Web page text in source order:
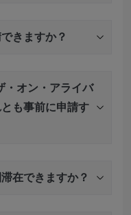
きますか？
・オン・アライバ
も事前に申請す
在できますか？